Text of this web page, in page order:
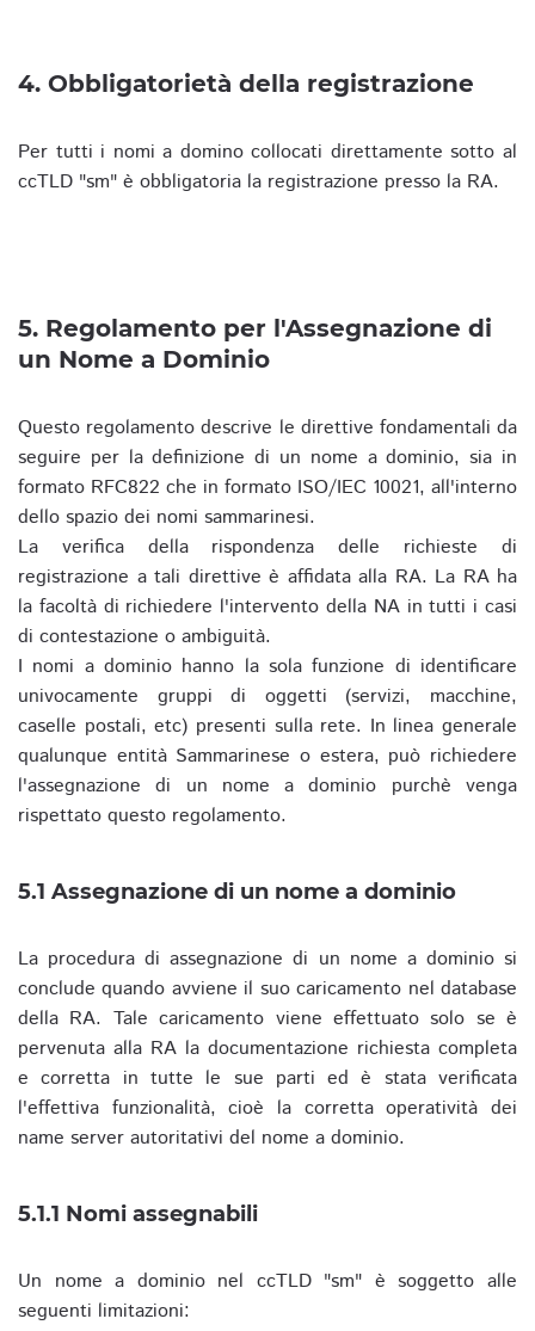
4. Obbligatorietà della registrazione
Per tutti i nomi a domino collocati direttamente sotto al
ccTLD "sm" è obbligatoria la registrazione presso la RA.
5. Regolamento per l'Assegnazione di
un Nome a Dominio
Questo regolamento descrive le direttive fondamentali da
seguire per la definizione di un nome a dominio, sia in
formato RFC822 che in formato ISO/IEC 10021, all'interno
dello spazio dei nomi sammarinesi.
La verifica della rispondenza delle richieste di
registrazione a tali direttive è affidata alla RA. La RA ha
la facoltà di richiedere l'intervento della NA in tutti i casi
di contestazione o ambiguità.
I nomi a dominio hanno la sola funzione di identificare
univocamente gruppi di oggetti (servizi, macchine,
caselle postali, etc) presenti sulla rete. In linea generale
qualunque entità Sammarinese o estera, può richiedere
l'assegnazione di un nome a dominio purchè venga
rispettato questo regolamento.
5.1 Assegnazione di un nome a dominio
La procedura di assegnazione di un nome a dominio si
conclude quando avviene il suo caricamento nel database
della RA. Tale caricamento viene effettuato solo se è
pervenuta alla RA la documentazione richiesta completa
e corretta in tutte le sue parti ed è stata verificata
l'effettiva funzionalità, cioè la corretta operatività dei
name server autoritativi del nome a dominio.
5.1.1 Nomi assegnabili
Un nome a dominio nel ccTLD "sm" è soggetto alle
seguenti limitazioni: